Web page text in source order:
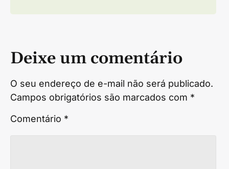
Deixe um comentário
O seu endereço de e-mail não será publicado.
Campos obrigatórios são marcados com *
Comentário *